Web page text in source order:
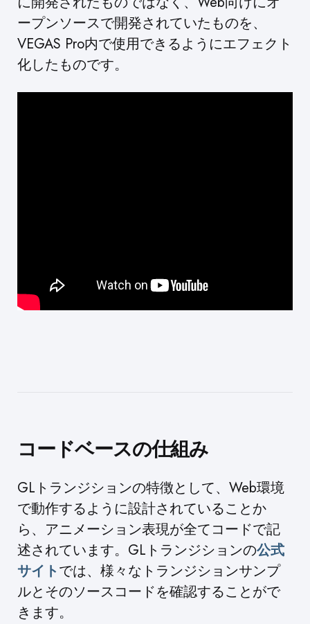
ープンソースで開発されていたものを、
VEGAS Pro内で使用できるようにエフェクト
化したものです。
コードベースの仕組み
GLトランジションの特徴として、Web環境
で動作するように設計されていることか
ら、アニメーション表現が全てコードで記
述されています。GLトランジションの公式
サイトでは、様々なトランジションサンプ
ルとそのソースコードを確認することがで
きます。